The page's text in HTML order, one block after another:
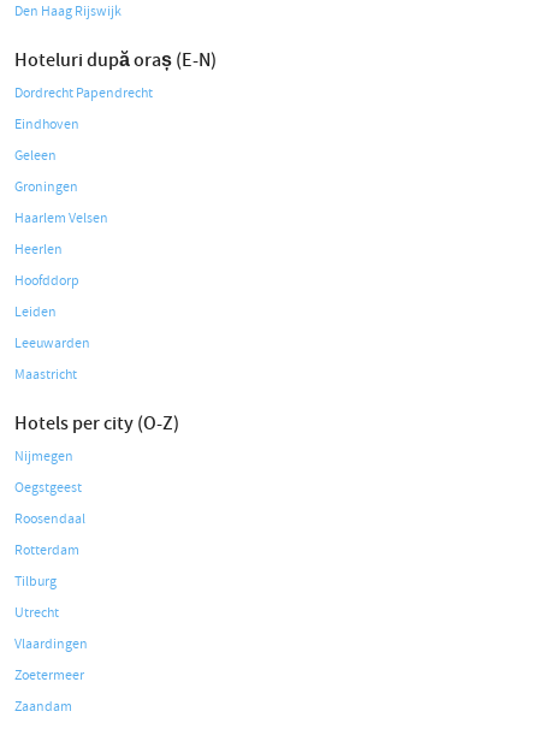
Den Haag Rijswijk
Hoteluri după oraș (E-N)
Dordrecht Papendrecht
Eindhoven
Geleen
Groningen
Haarlem Velsen
Heerlen
Hoofddorp
Leiden
Leeuwarden
Maastricht
Hotels per city (O-Z)
Nijmegen
Oegstgeest
Roosendaal
Rotterdam
Tilburg
Utrecht
Vlaardingen
Zoetermeer
Zaandam